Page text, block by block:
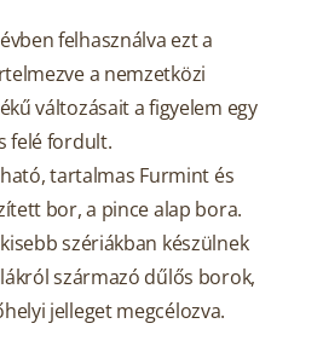
felhasználva ezt a
a nemzetközi
változásait a figyelem egy
felé fordult.
tartalmas Furmint és
bor, a pince alap bora.
szériákban készülnek
származó dűlős borok,
jelleget megcélozva.